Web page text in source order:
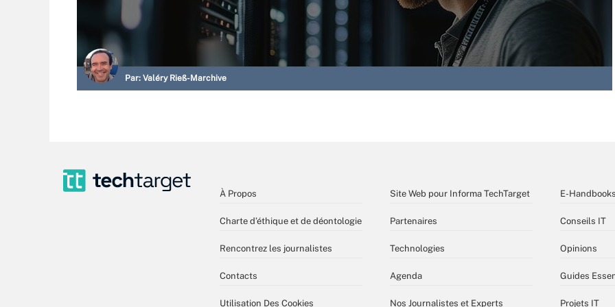
Par: Valéry Rieß-Marchive
À Propos
Charte d’éthique et de déontologie
Rencontrez les journalistes
Contacts
Utilisation Des Cookies
Site Web pour Informa TechTarget
Partenaires
Technologies
Agenda
Nos Journalistes et Experts
E-Handbooks
Conseils IT
Opinions
Guides
Projets IT